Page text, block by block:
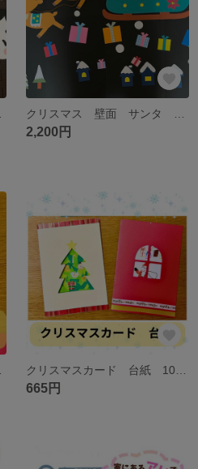
2,200円
665円